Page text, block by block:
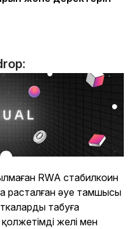
RWA стабилкоин
расталған әуе тамшысы
табуға
желі мен